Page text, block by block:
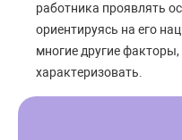
работника проявлять
ориентируясь на его
многие другие
характеризовать.